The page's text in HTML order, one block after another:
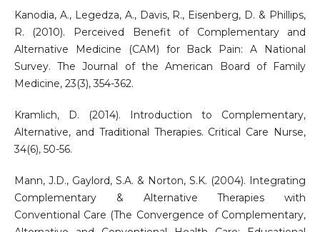
Kanodia, A., Legedza, A., Davis, R., Eisenberg, D. & Phillips,
R. (2010). Perceived Benefit of Complementary and
Alternative Medicine (CAM) for Back Pain: A National
Survey. The Journal of the American Board of Family
Medicine, 23(3), 354-362.
Kramlich, D. (2014). Introduction to Complementary,
Alternative, and Traditional Therapies. Critical Care Nurse,
34(6), 50-56.
Mann, J.D., Gaylord, S.A. & Norton, S.K. (2004). Integrating
Complementary & Alternative Therapies with
Conventional Care (The Convergence of Complementary,